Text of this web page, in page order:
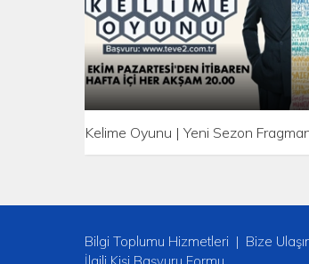
Kelime Oyunu | Yeni Sezon
Bilgi Toplumu Hizmetleri Bize